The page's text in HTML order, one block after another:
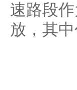
速路段
放，其